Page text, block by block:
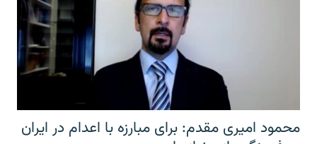
محمود امیری مقدم: برای مبارزه با اعدام در ایران